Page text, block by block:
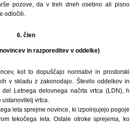
pozove, da v treh dneh osebno ali pisno
odločili.
6. člen
in razporeditev v oddelke)
kot to dopuščajo normativi in prostorski
v skladu z zakonodajo. Število oddelkov in
Letnega delovnega načrta vrtca (LDN), h
vrtca.
leta sprejme novince, ki izpolnjujejo pogoje
tekočega leta. Ostale otroke sprejema, ko